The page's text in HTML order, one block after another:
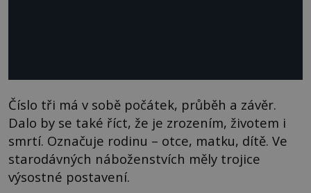
Číslo tři má v sobě počátek, průběh a závěr.
Dalo by se také říct, že je zrozením, životem i
smrtí. Označuje rodinu – otce, matku, dítě. Ve
starodávných náboženstvích měly trojice
výsostné postavení.